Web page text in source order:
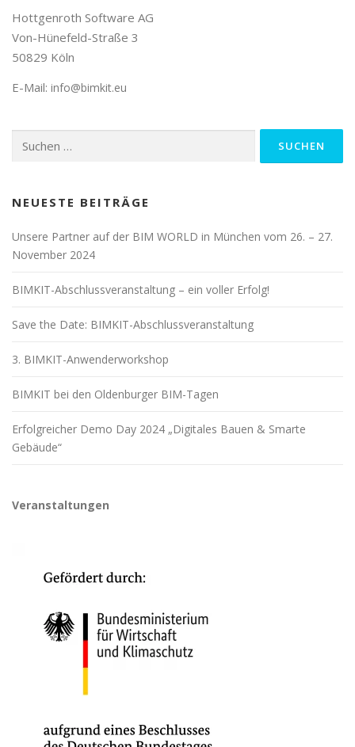
Hottgenroth Software AG
Von-Hünefeld-Straße 3
50829 Köln
E-Mail: info@bimkit.eu
nach:
NEUESTE BEITRÄGE
Unsere Partner auf der BIM WORLD in München vom 26. – 27.
November 2024
BIMKIT-Abschlussveranstaltung – ein voller Erfolg!
Save the Date: BIMKIT-Abschlussveranstaltung
3. BIMKIT-Anwenderworkshop
BIMKIT bei den Oldenburger BIM-Tagen
Erfolgreicher Demo Day 2024 „Digitales Bauen & Smarte
Gebäude“
Veranstaltungen